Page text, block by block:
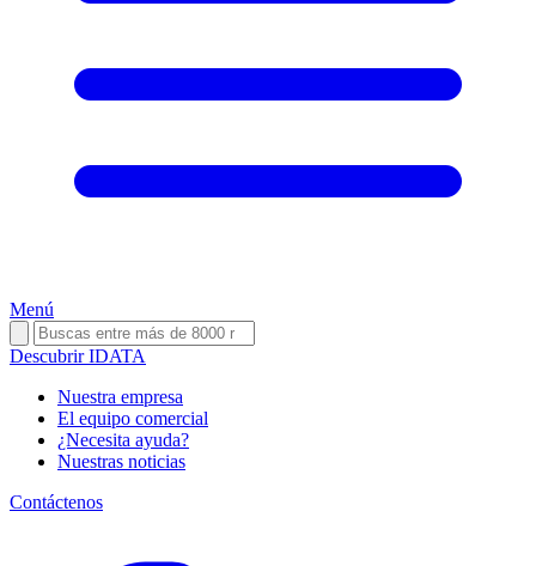
Menú
Descubrir IDATA
Nuestra empresa
El equipo comercial
¿Necesita ayuda?
Nuestras noticias
Contáctenos